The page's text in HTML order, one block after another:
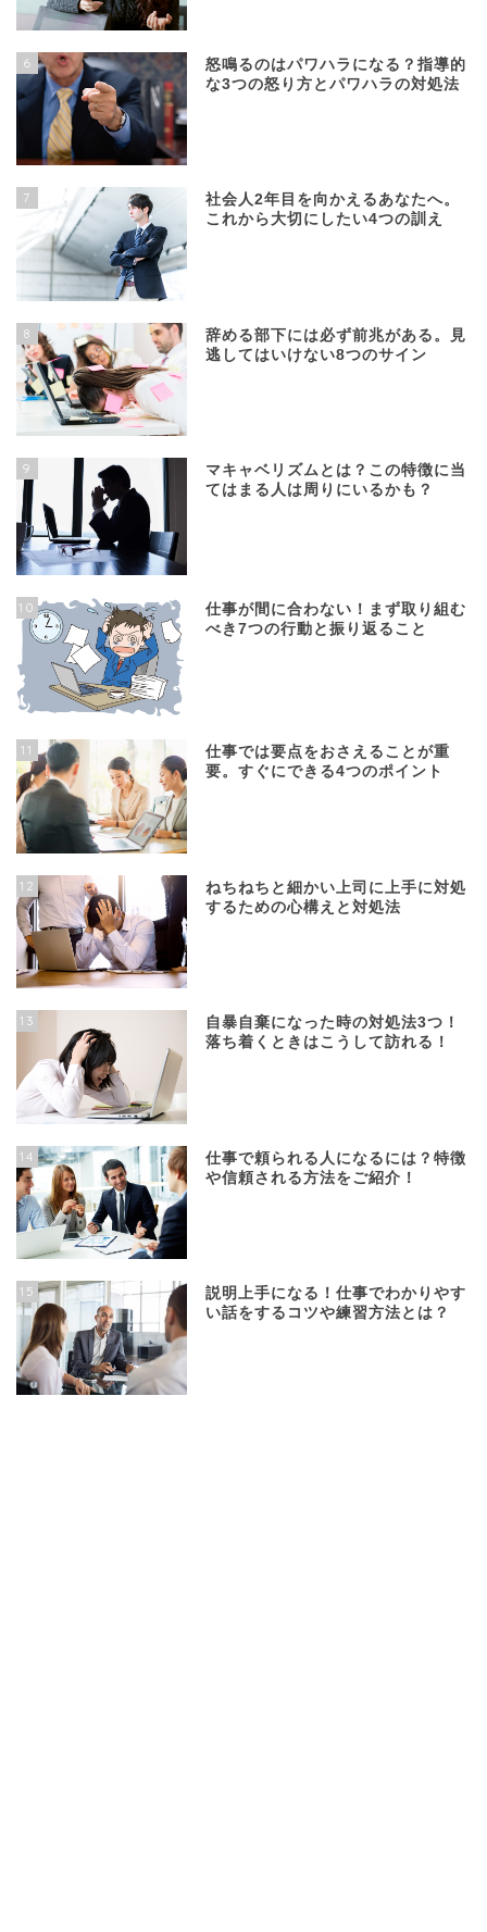
6
怒鳴るのはパワハラになる？指導的
な3つの怒り方とパワハラの対処法
7
社会人2年目を向かえるあなたへ。
これから大切にしたい4つの訓え
8
辞める部下には必ず前兆がある。見
逃してはいけない8つのサイン
9
マキャベリズムとは？この特徴に当
てはまる人は周りにいるかも？
10
仕事が間に合わない！まず取り組む
べき7つの行動と振り返ること
11
仕事では要点をおさえることが重
要。すぐにできる4つのポイント
12
ねちねちと細かい上司に上手に対処
するための心構えと対処法
13
自暴自棄になった時の対処法3つ！
落ち着くときはこうして訪れる！
14
仕事で頼られる人になるには？特徴
や信頼される方法をご紹介！
15
説明上手になる！仕事でわかりやす
い話をするコツや練習方法とは？